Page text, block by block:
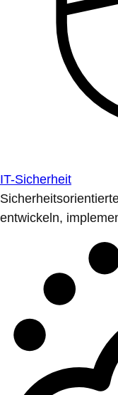
IT-Sicherheit
entwickeln,